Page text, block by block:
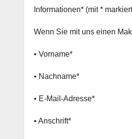
Informationen* (mit *
Wenn Sie mit uns einen
• Vorname*
• Nachname*
• E-Mail-Adresse*
• Anschrift*